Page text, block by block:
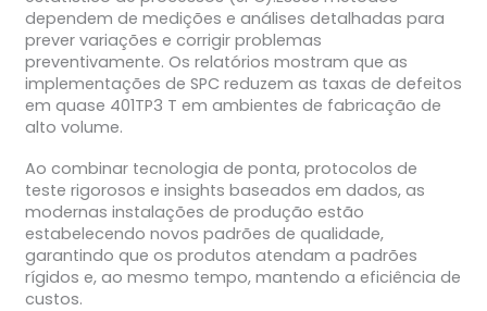
dependem de medições e análises detalhadas para
prever variações e corrigir problemas
preventivamente. Os relatórios mostram que as
implementações de SPC reduzem as taxas de defeitos
em quase 401TP3 T em ambientes de fabricação de
alto volume.
Ao combinar tecnologia de ponta, protocolos de
teste rigorosos e insights baseados em dados, as
modernas instalações de produção estão
estabelecendo novos padrões de qualidade,
garantindo que os produtos atendam a padrões
rígidos e, ao mesmo tempo, mantendo a eficiência de
custos.